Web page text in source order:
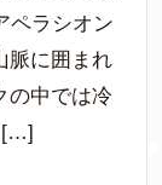
ペラシオン
脈に囲まれ
の中では冷
[…]